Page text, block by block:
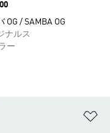
OG / SAMBA OG
ナルス
ー